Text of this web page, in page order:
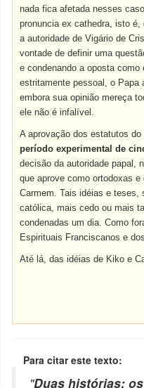
nada fica afetada nesses
pronuncia ex cathedra, isto
a autoridade de Vigário de
vontade de definir uma
e condenando a oposta
estritamente pessoal, o Papa
embora sua opinião mereça
ele não é infalível.
A aprovação dos estatutos
período experimental de
decisão da autoridade papal,
que aprove como ortodoxas
Carmem. Tais idéias e teses,
católica, mais cedo ou mais
condenadas um dia. Como
Espirituais Franciscanos e
Até lá, das idéias de Kiko e
Para citar este texto:
"Duas histórias: